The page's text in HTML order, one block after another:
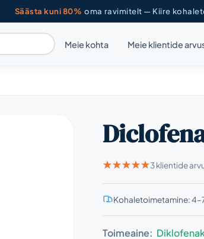
Säästa kuni 80% oma ravimitelt — Kiire
Meie kohta Meie klientide
3 klientide
Kohaletoimetamine:
Toimeaine: